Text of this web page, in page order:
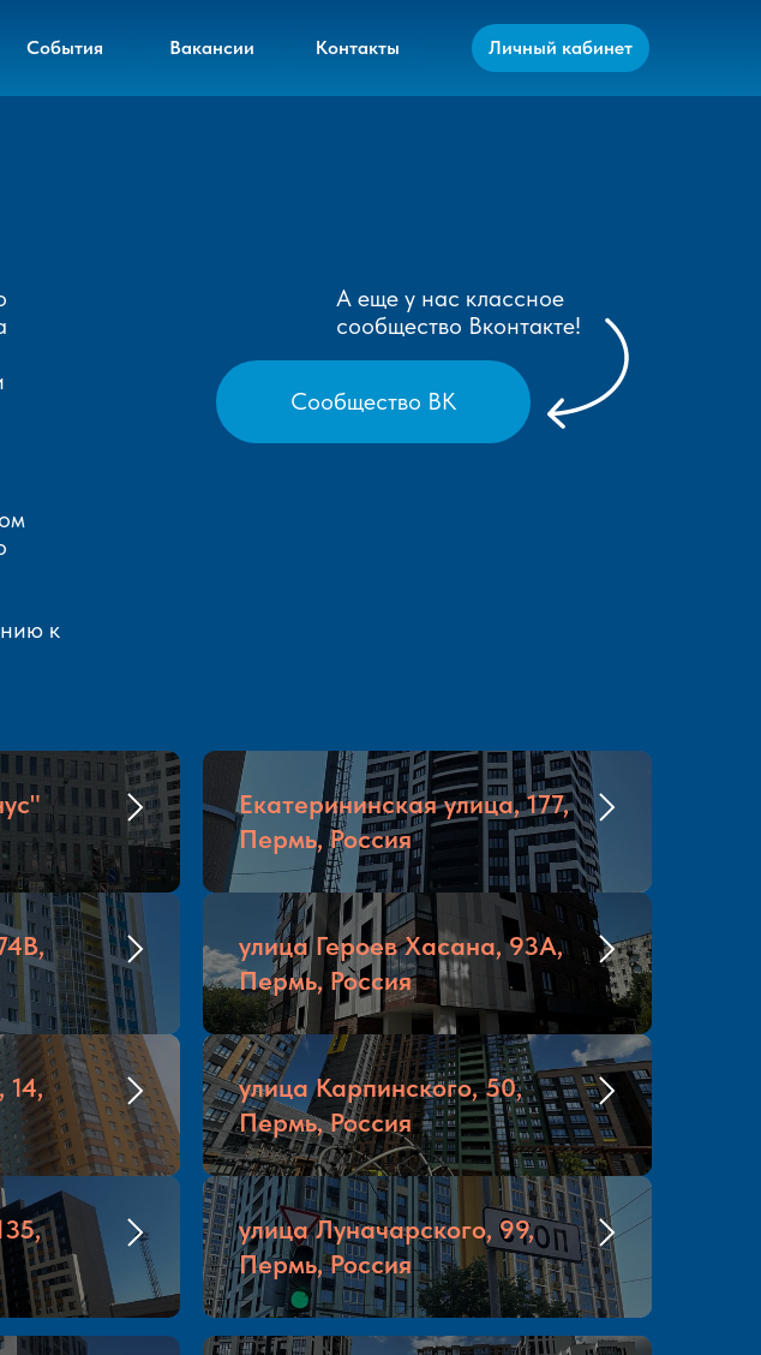
Личный кабинет
Вакансии Контакты
События
А еще у нас классное
сообщество Вконтакте!
к
Сообщество ВК
Екатерининская улица, 177,
Пермь, Россия
улица Героев Хасана, 93А,
Пермь, Россия
14,
улица Карпинского, 50,
Пермь, Россия
улица Луначарского, 99,
Пермь, Россия